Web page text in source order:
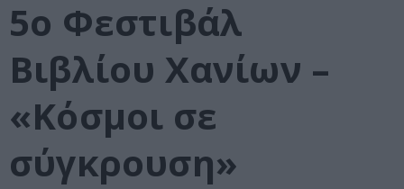
5ο Φεστιβάλ
Βιβλίου Χανίων –
«Κόσμοι σε
σύγκρουση»